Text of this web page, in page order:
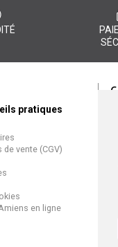
pratiques
vente (CGV)
en ligne
€